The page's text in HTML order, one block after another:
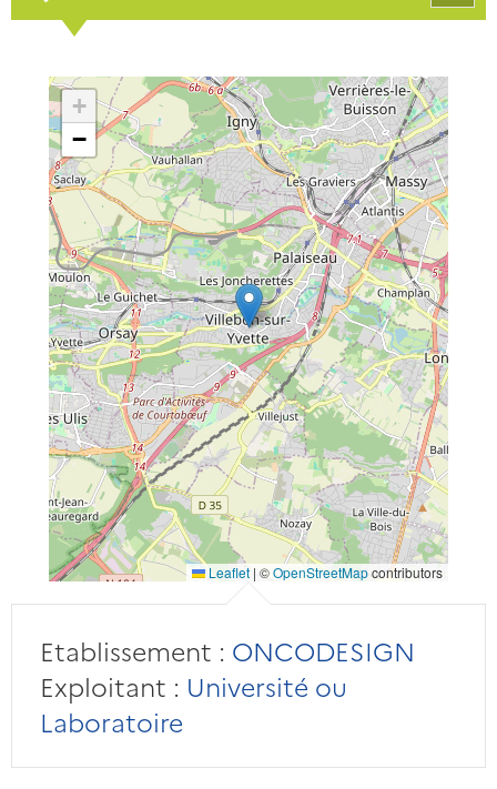
+
−
Leaflet | ©OpenStreetMapcontributors
Etablissement : ONCODESIGN
Exploitant : Université ou
Laboratoire